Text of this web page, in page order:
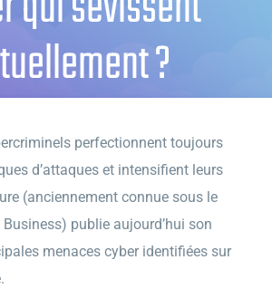
?
perfectionnent toujours
d’attaques et intensifient leurs
(anciennement connue sous le
Business) publie aujourd’hui son
menaces cyber identifiées sur